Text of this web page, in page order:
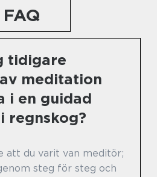
FAQ
tidigare
meditation
i en guidad
regnskog?
att du varit van meditör;
steg för steg och